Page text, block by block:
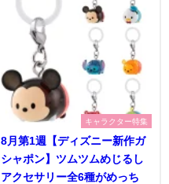
キャラクター特集
8月第1週【ディズニー新作ガ
シャポン】ツムツムめじるし
アクセサリー全6種がめっち